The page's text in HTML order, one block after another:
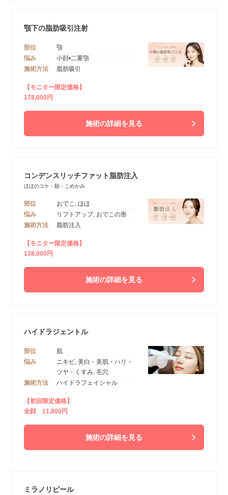
顎下の脂肪吸引注射
部位
顎
悩み
小顔•二重顎
施術方法
脂肪吸引
【モニター限定価格】
178,000円
施術の詳細を見る
コンデンスリッチファット脂肪注入
ほほのコケ・額・こめかみ
部位
おでこ, ほほ
悩み
リフトアップ, おでこの形
施術方法
脂肪注入
【モニター限定価格】
138,000円
施術の詳細を見る
ハイドラジェントル
部位
肌
悩み
ニキビ, 美白・美肌・ハリ・
ツヤ・くすみ, 毛穴
施術方法
ハイドラフェイシャル
【初回限定価格】
全顔 11,800円
施術の詳細を見る
ミラノリピール